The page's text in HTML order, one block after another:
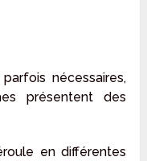
nécessaires,
présentent des
en différentes